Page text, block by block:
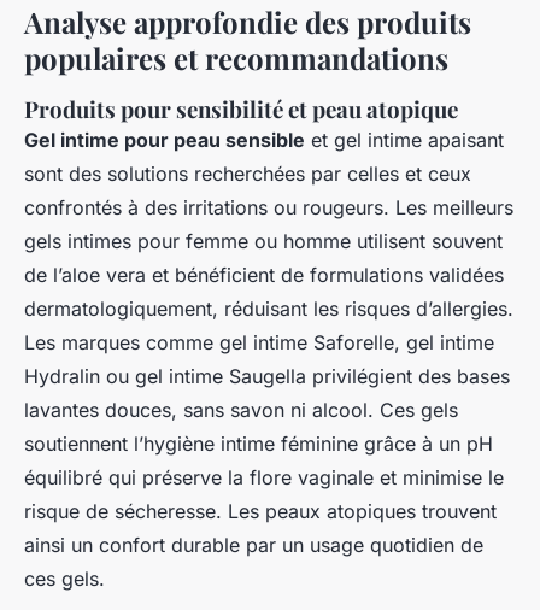
Analyse approfondie des produits
populaires et recommandations
Produits pour sensibilité et peau atopique
Gel intime pour peau sensible et gel intime apaisant
sont des solutions recherchées par celles et ceux
confrontés à des irritations ou rougeurs. Les meilleurs
gels intimes pour femme ou homme utilisent souvent
de l’aloe vera et bénéficient de formulations validées
dermatologiquement, réduisant les risques d’allergies.
Les marques comme gel intime Saforelle, gel intime
Hydralin ou gel intime Saugella privilégient des bases
lavantes douces, sans savon ni alcool. Ces gels
soutiennent l’hygiène intime féminine grâce à un pH
équilibré qui préserve la flore vaginale et minimise le
risque de sécheresse. Les peaux atopiques trouvent
ainsi un confort durable par un usage quotidien de
ces gels.